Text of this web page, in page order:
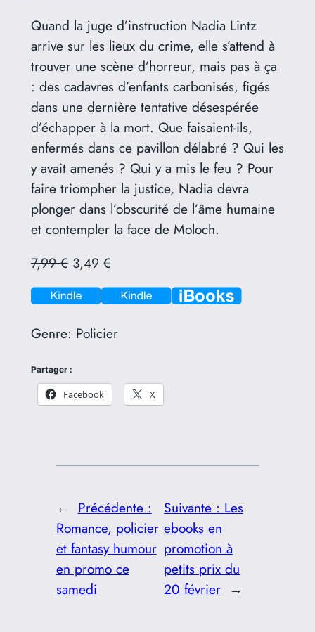
Quand la juge d’instruction Nadia Lintz
arrive sur les lieux du crime, elle s’attend à
trouver une scène d’horreur, mais pas à ça
: des cadavres d’enfants carbonisés, figés
dans une dernière tentative désespérée
d’échapper à la mort. Que faisaient-ils,
enfermés dans ce pavillon délabré ? Qui les
y avait amenés ? Qui y a mis le feu ? Pour
faire triompher la justice, Nadia devra
plonger dans l’obscurité de l’âme humaine
et contempler la face de Moloch.
7,99 €3,49 €
Genre: Policier
Partager :
Facebook X
← Précédente :
Romance, policier
et fantasy humour
en promo ce
samedi
Suivante : Les
ebooks en
promotion à
petits prix du
20 février →